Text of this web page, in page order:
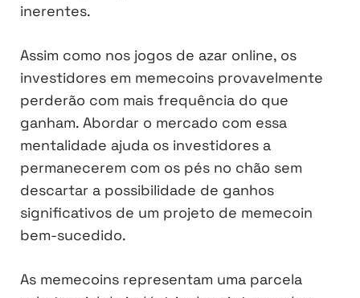
inerentes.
Assim como nos jogos de azar online, os
investidores em memecoins provavelmente
perderão com mais frequência do que
ganham. Abordar o mercado com essa
mentalidade ajuda os investidores a
permanecerem com os pés no chão sem
descartar a possibilidade de ganhos
significativos de um projeto de memecoin
bem-sucedido.
As memecoins representam uma parcela